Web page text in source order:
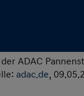
ADAC
adac.de,